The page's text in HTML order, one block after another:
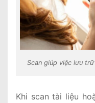
Scan giúp việc lưu
Khi scan tài liệu